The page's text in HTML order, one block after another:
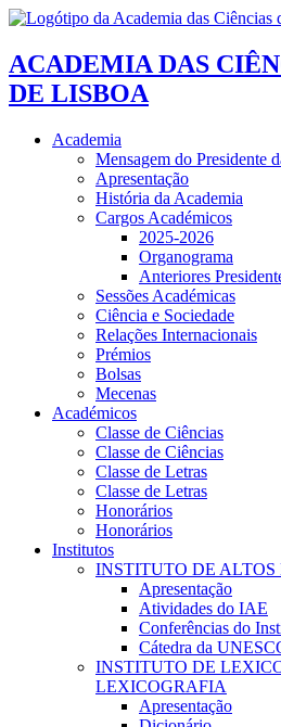
ACADEMIA DAS
DE LISBOA
Academia
Mensagem do Presidente
Apresentação
História da Academia
Cargos Académicos
2025-2026
Organograma
Anteriores
Sessões Académicas
Ciência e Sociedade
Relações Internacionais
Prémios
Bolsas
Mecenas
Académicos
Classe de Ciências
Classe de Ciências
Classe de Letras
Classe de Letras
Honorários
Honorários
Institutos
INSTITUTO DE ALTOS
Apresentação
Atividades do IAE
Conferências do
Cátedra da
INSTITUTO DE
LEXICOGRAFIA
Apresentação